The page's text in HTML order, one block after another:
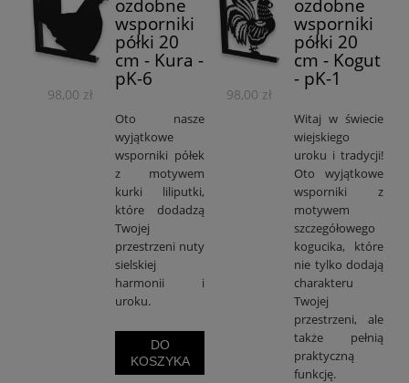
98,00 zł
ozdobne
wsporniki
półki 20
cm - Kura -
pK-6
Oto nasze
wyjątkowe
wsporniki półek
z motywem
kurki liliputki,
które dodadzą
Twojej
przestrzeni nuty
sielskiej
harmonii i
uroku.
DO
KOSZYKA
98,00 zł
ozdobne
wsporniki
półki 20
cm - Kogut
- pK-1
Witaj w świecie
wiejskiego
uroku i tradycji!
Oto wyjątkowe
wsporniki z
motywem
szczegółowego
kogucika, które
nie tylko dodają
charakteru
Twojej
przestrzeni, ale
także pełnią
praktyczną
funkcję.